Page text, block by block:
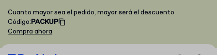
Cuanto mayor sea el pedido, mayor será el descuento
Código:PACKUP
Compra ahora